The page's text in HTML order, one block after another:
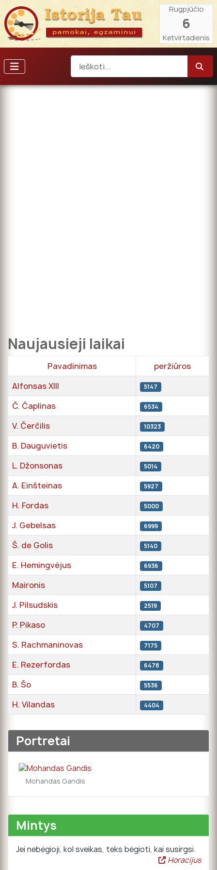
Rugpjūčio
6
Ketvirtadienis
Naujausieji laikai
Pavadinimas
peržiūros
Alfonsas XIII
5147
Č. Čaplinas 6534
V. Čerčilis 10323
B. Dauguvietis 6420
L. Džonsonas 5014
A. Einšteinas 5927
H. Fordas 5000
J. Gebelsas 6999
Š. de Golis 5140
E. Hemingvėjus 6936
Maironis 5107
J. Pilsudskis 2519
P. Pikaso 4707
S. Rachmaninovas 7175
E. Rezerfordas 6478
B. Šo 5536
H. Vilandas 4404
Portretai
Mohandas Gandis
Mintys
Jei nebėgioji, kol sveikas, teks bėgioti, kai susirgsi.
Horacijus